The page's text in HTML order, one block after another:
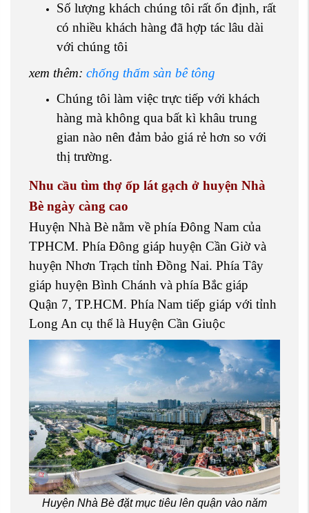
Số lượng khách chúng tôi rất ổn định, rất
có nhiều khách hàng đã hợp tác lâu dài
với chúng tôi
xem thêm: chống thấm sàn bê tông
Chúng tôi làm việc trực tiếp với khách
hàng mà không qua bất kì khâu trung
gian nào nên đảm bảo giá rẻ hơn so với
thị trường.
Nhu cầu tìm thợ ốp lát gạch ở huyện Nhà
Bè ngày càng cao
Huyện Nhà Bè nằm về phía Đông Nam của
TPHCM. Phía Đông giáp huyện Cần Giờ và
huyện Nhơn Trạch tỉnh Đồng Nai. Phía Tây
giáp huyện Bình Chánh và phía Bắc giáp
Quận 7, TP.HCM. Phía Nam tiếp giáp với tỉnh
Long An cụ thể là Huyện Cần Giuộc
Huyện Nhà Bè đặt mục tiêu lên quận vào năm